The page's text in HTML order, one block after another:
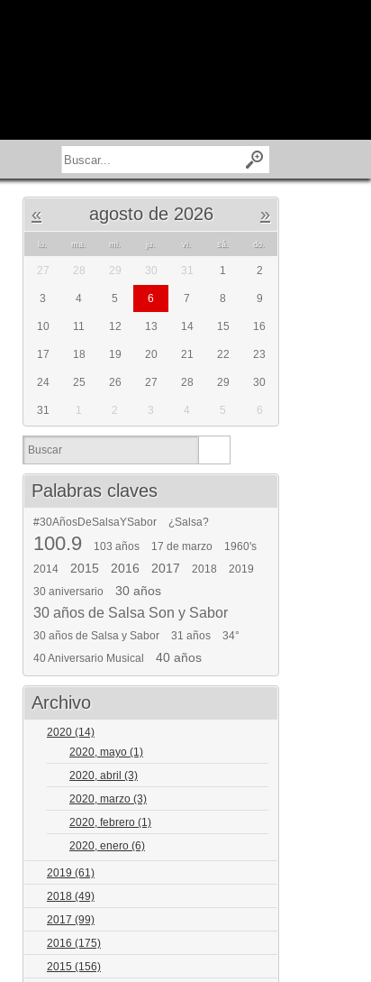
« agosto de 2026 »
lu. ma. mi. ju. vi. sá. do.
27 28 29 30 31 1 2
3 4 5 6 7 8 9
10 11 12 13 14 15 16
17 18 19 20 21 22 23
24 25 26 27 28 29 30
31 1 2 3 4 5 6
Palabras claves
#30AñosDeSalsaYSabor ¿Salsa?
100.9 103 años 17 de marzo
1960's
2014
2015 2016 2017 2018
2019
30 aniversario
30 años
30 años de Salsa Son y Sabor
30 años de Salsa y Sabor 31 años
34°
40 Aniversario Musical
40 años
Archivo
2020 (14)
2020, mayo (1)
2020, abril (3)
2020, marzo (3)
2020, febrero (1)
2020, enero (6)
2019 (61)
2018 (49)
2017 (99)
2016 (175)
2015 (156)